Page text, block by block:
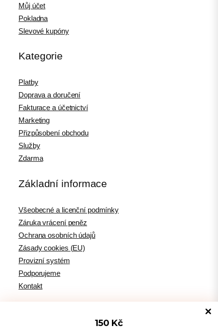
150 Kč
Můj účet
Pokladna
Slevové kupóny
Kategorie
Platby
Doprava a doručení
Fakturace a účetnictví
Marketing
Přizpůsobení obchodu
Služby
Zdarma
Základní informace
Všeobecné a licenční podmínky
Záruka vrácení peněz
Ochrana osobních údajů
Zásady cookies (EU)
Provizní systém
Podporujeme
Kontakt